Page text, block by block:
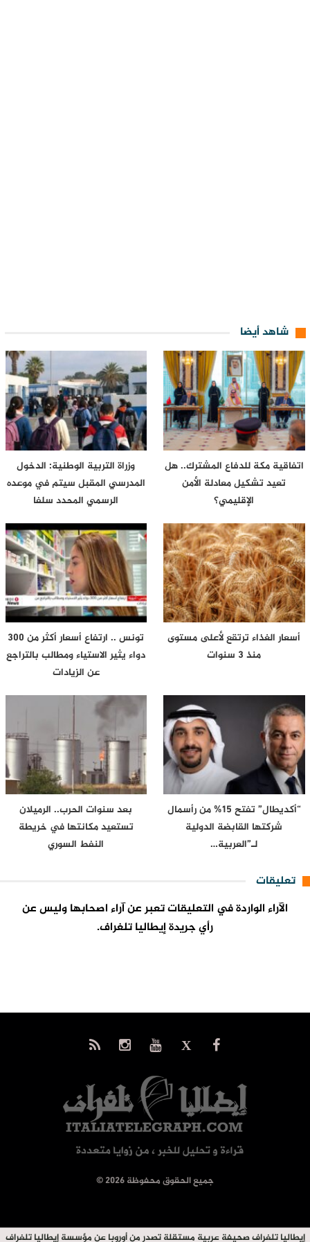
شاهد أيضا
اتفاقية مكة للدفاع المشترك.. هل
تعيد تشكيل معادلة الأمن
الإقليمي؟
وزراة التربية الوطنية: الدخول
المدرسي المقبل سیتم في موعده
الرسمي المحدد سلفا
أسعار الغذاء ترتقع لأعلى مستوى
منذ 3 سنوات
تونس .. ارتفاع أسعار أكثر من 300
دواء يثير الاستياء ومطالب بالتراجع
عن الزيادات
“أكديطال” تفتح 15% من رأسمال
شركتها القابضة الدولية
لـ”العربية…
بعد سنوات الحرب.. الرميلان
تستعيد مكانتها في خريطة
النفط السوري
تعليقات
الآراء الواردة في التعليقات تعبر عن آراء اصحابها وليس عن
رأي جريدة إيطاليا تلغراف.
© جميع الحقوق محفوظة 2026
إيطاليا تلغراف صحيفة عربية مستقلة تصدر من أوروبا عن مؤسسة إيطاليا تلغراف